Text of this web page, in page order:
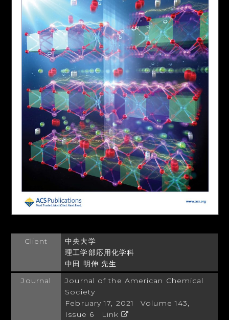
Client
中央大学
理工学部応用化学科
中田 明伸 先生
Journal
Journal of the American Chemical
Society
February 17, 2021 Volume 143,
Issue 6
Link